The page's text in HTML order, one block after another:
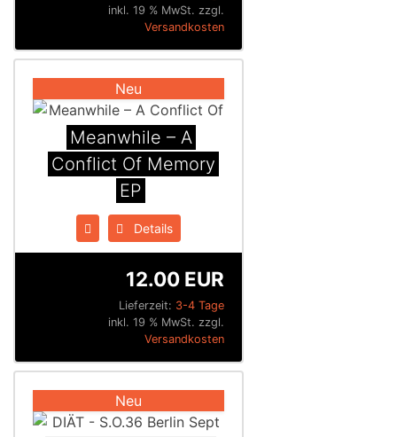
inkl. 19 % MwSt. zzgl.
Versandkosten
Neu
Meanwhile – A
Conflict Of Memory
EP
Details
Lieferzeit: 3-4 Tage
12.00 EUR
inkl. 19 % MwSt. zzgl.
Versandkosten
Neu